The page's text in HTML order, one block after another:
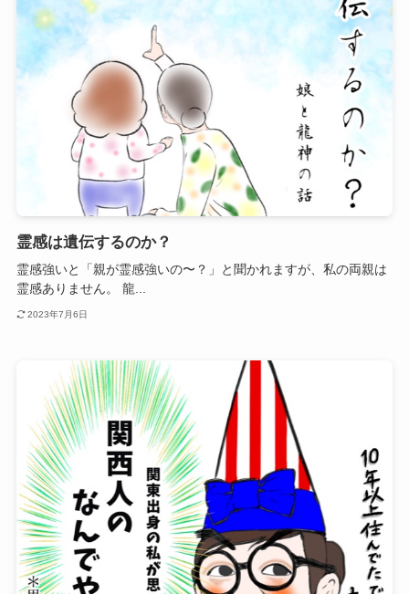
霊感は遺伝するのか？
霊感強いと「親が霊感強いの〜？」と聞かれますが、私の両親は
霊感ありません。 龍...
2023年7月6日